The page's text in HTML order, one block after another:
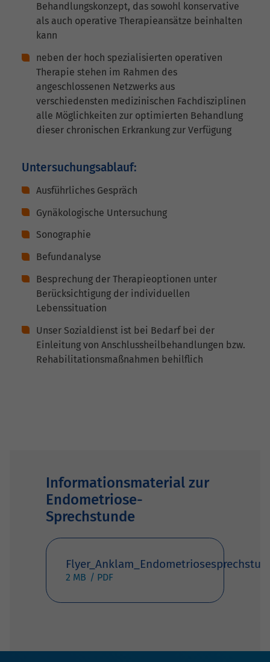
Behandlungskonzept, das sowohl konservative
als auch operative Therapieansätze beinhalten
kann
neben der hoch spezialisierten operativen
Therapie stehen im Rahmen des
angeschlossenen Netzwerks aus
verschiedensten medizinischen Fachdisziplinen
alle Möglichkeiten zur optimierten Behandlung
dieser chronischen Erkrankung zur Verfügung
Untersuchungsablauf:
Ausführliches Gespräch
Gynäkologische Untersuchung
Sonographie
Befundanalyse
Besprechung der Therapieoptionen unter
Berücksichtigung der individuellen
Lebenssituation
Unser Sozialdienst ist bei Bedarf bei der
Einleitung von Anschlussheilbehandlungen bzw.
Rehabilitationsmaßnahmen behilflich
Informationsmaterial zur
Endometriose-
Sprechstunde
2 MB